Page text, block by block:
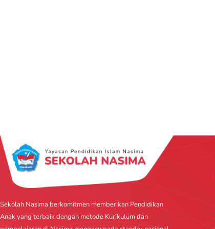
Sekolah Nasima berkomitmen memberikan Pendidikan
Anak yang terbaik dengan metode Kurikulum dan